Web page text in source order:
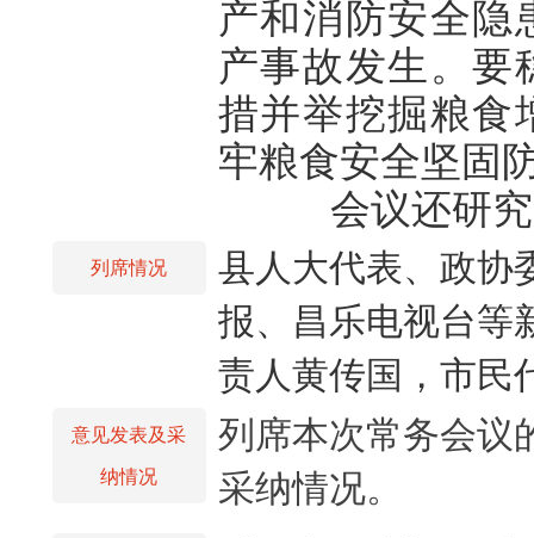
产和消防安全隐
产事故发生。要
措并举挖掘粮食
牢粮食安全坚固
会议还研
列席情况
县人大代表、政协
报、昌乐电视台等
责人黄传国，市民
意见发表及采
纳情况
列席本次常务会议
采纳情况。